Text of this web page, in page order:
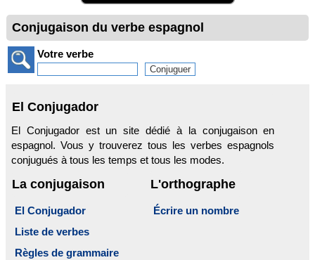
Conjugaison du verbe espagnol
Votre verbe
El Conjugador
El Conjugador est un site dédié à la conjugaison en
espagnol. Vous y trouverez tous les verbes espagnols
conjugués à tous les temps et tous les modes.
La conjugaison
El Conjugador
Liste de verbes
Règles de grammaire
L'orthographe
Écrire un nombre